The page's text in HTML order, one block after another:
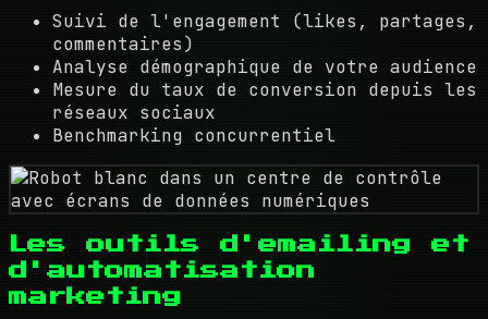
Suivi de l'engagement (likes, partages,
commentaires)
Analyse démographique de votre audience
Mesure du taux de conversion depuis les
réseaux sociaux
Benchmarking concurrentiel
Les outils d'emailing et
d'automatisation
marketing